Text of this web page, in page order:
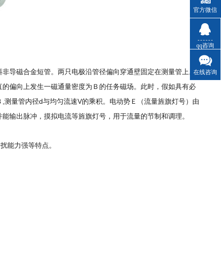
导磁合金短管。两只电极沿管径偏向穿通壁固定在测量管上。
偏向上发生一磁通量密度为Ｂ的任务磁场。此时，假如具有必
量管内径d与均匀流速V的乘积。电动势Ｅ（流量旌旗灯号）由
输出脉冲，摸拟电流等旌旗灯号，用于流量的节制和调理。
能力强等特点。
官方微信
qq咨询
在线咨询